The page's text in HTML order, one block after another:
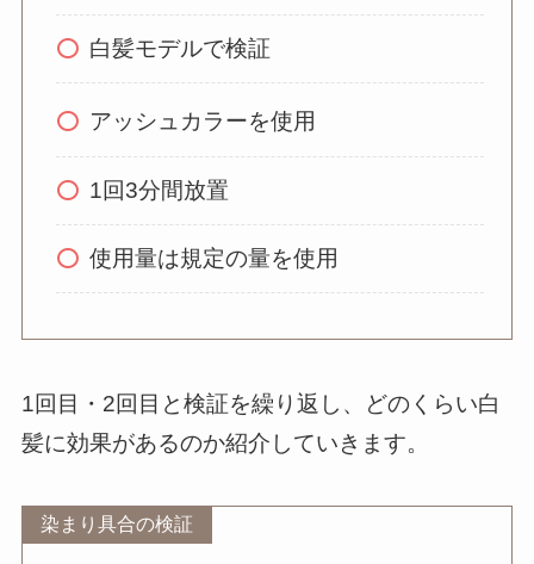
白髪モデルで検証
アッシュカラーを使用
1回3分間放置
使用量は規定の量を使用
1回目・2回目と検証を繰り返し、どのくらい白
髪に効果があるのか紹介していきます。
染まり具合の検証